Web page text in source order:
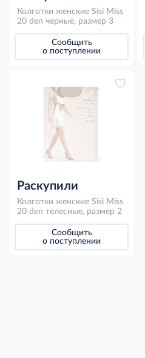
Колготки женские Sisi Miss
20 den черные, размер 3
Сообщить
о поступлении
Раскупили
Колготки женские Sisi Miss
20 den телесные, размер 2
Сообщить
о поступлении